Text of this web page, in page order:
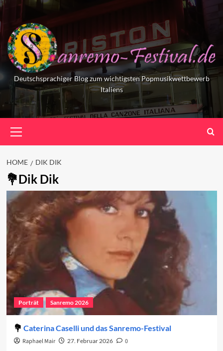
Skip
to
content
Deutschsprachiger Blog zum wichtigsten Popmusikwettbewerb
Italiens
Menu
HOME DIK DIK
Dik Dik
Porträt Sanremo 2026
Caterina Caselli und das Sanremo-Festival
Raphael Mair 27. Februar 2026
0